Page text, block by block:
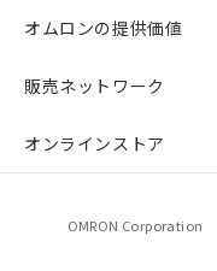
オムロンの提供価値
販売ネットワーク
オンラインストア
OMRON Corporation